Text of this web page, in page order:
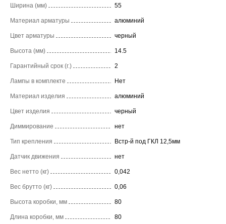
Ширина (мм) 55
Материал арматуры алюминий
Цвет арматуры черный
Высота (мм) 14.5
Гарантийный срок (г.) 2
Лампы в комплекте Нет
Материал изделия алюминий
Цвет изделия черный
Диммирование нет
Тип крепления Встр-й под ГКЛ 12,5мм
Датчик движения нет
Вес нетто (кг) 0,042
Вес брутто (кг) 0,06
Высота коробки, мм 80
Длина коробки, мм 80